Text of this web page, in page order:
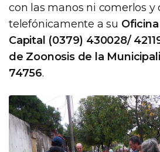
con las manos ni comerlos y
telefónicamente a su
Capital (0379) 430028/
de Zoonosis de la
74756.